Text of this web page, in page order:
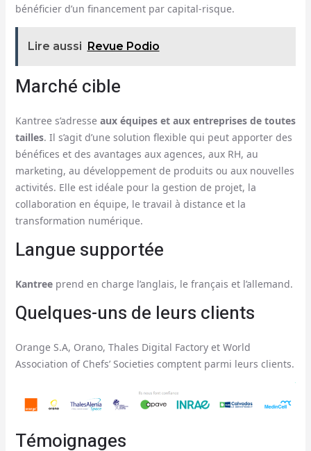
bénéficier d’un financement par capital-risque.
Lire aussi Revue Podio
Marché cible
Kantree s’adresse aux équipes et aux entreprises de toutes
tailles. Il s’agit d’une solution flexible qui peut apporter des
bénéfices et des avantages aux agences, aux RH, au
marketing, au développement de produits ou aux nouvelles
activités. Elle est idéale pour la gestion de projet, la
collaboration en équipe, le travail à distance et la
transformation numérique.
Langue supportée
Kantreeprend en charge l’anglais, le français et l’allemand.
Quelques-uns de leurs clients
Orange S.A, Orano, Thales Digital Factory et World
Association of Chefs’ Societies comptent parmi leurs clients.
Témoignages